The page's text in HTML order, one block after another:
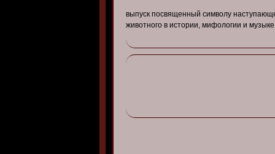
выпуск посвященный символу
животного в истории, мифологии и музыке